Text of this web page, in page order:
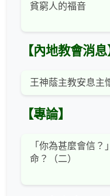
貧窮人的福音
【內地教會消息
王神蔭主教安息主
【專論】
「你為甚麼會信
命？（二）